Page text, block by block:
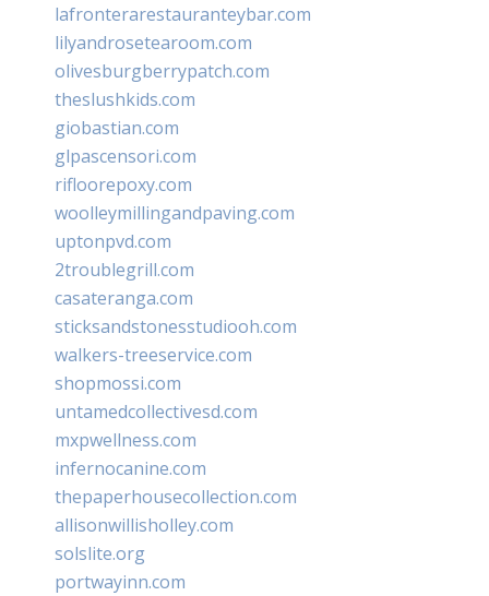
lafronterarestauranteybar.com
lilyandrosetearoom.com
olivesburgberrypatch.com
theslushkids.com
giobastian.com
glpascensori.com
rifloorepoxy.com
woolleymillingandpaving.com
uptonpvd.com
2troublegrill.com
casateranga.com
sticksandstonesstudiooh.com
walkers-treeservice.com
shopmossi.com
untamedcollectivesd.com
mxpwellness.com
infernocanine.com
thepaperhousecollection.com
allisonwillisholley.com
solslite.org
portwayinn.com